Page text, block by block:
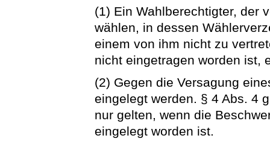
(1) Ein Wahlberechtigter, der
wählen, in dessen
einem von ihm nicht zu
nicht eingetragen worden ist,
(2) Gegen die Versagung
eingelegt werden. § 4 Abs. 4
nur gelten, wenn die
eingelegt worden ist.